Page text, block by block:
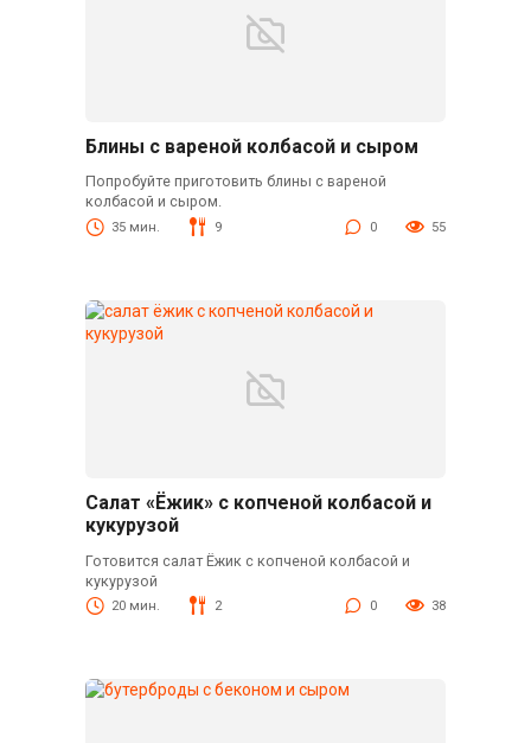
Блины с вареной колбасой и сыром
Попробуйте приготовить блины с вареной
колбасой и сыром.
35 мин. 9 0 55
Салат «Ёжик» с копченой колбасой и
кукурузой
Готовится салат Ёжик с копченой колбасой и
кукурузой
20 мин. 2 0 38